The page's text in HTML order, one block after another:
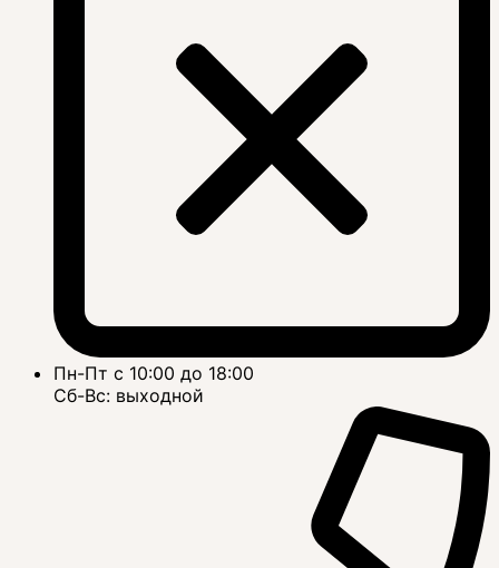
Пн-Пт с 10:00 до 18:00
Сб-Вс: выходной